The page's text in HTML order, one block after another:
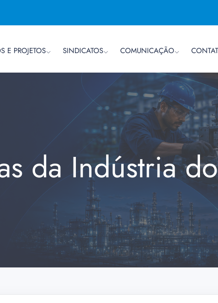
E PROJETOS SINDICATOS COMUNICAÇÃO
da Indústria